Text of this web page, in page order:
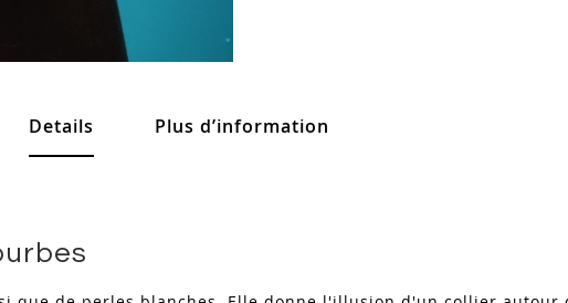
Details Plus d’information